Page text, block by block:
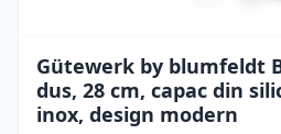
Gütewerk by blumfeldt
dus, 28 cm, capac din
inox, design modern